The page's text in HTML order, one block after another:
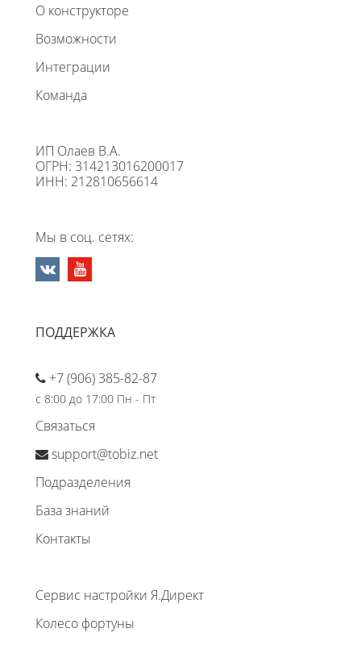
О конструкторе
Возможности
Интеграции
Команда
ИП Олаев В.А.
ОГРН: 314213016200017
ИНН: 212810656614
Мы в соц. сетях:
ПОДДЕРЖКА
+7 (906) 385-82-87
с 8:00 до 17:00 Пн - Пт
Связаться
support@tobiz.net
Подразделения
База знаний
Контакты
Сервис настройки Я.Директ
Колесо фортуны